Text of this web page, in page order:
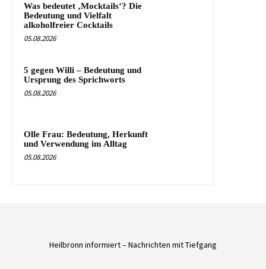
Was bedeutet ‚Mocktails‘? Die
Bedeutung und Vielfalt
alkoholfreier Cocktails
05.08.2026
5 gegen Willi – Bedeutung und
Ursprung des Sprichworts
05.08.2026
Olle Frau: Bedeutung, Herkunft
und Verwendung im Alltag
05.08.2026
Heilbronn informiert – Nachrichten mit Tiefgang